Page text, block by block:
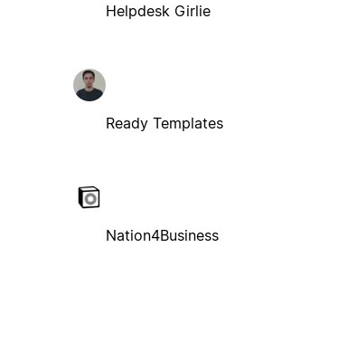
Helpdesk Girlie
Ready Templates
Nation4Business